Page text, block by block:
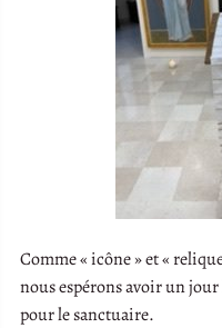
Comme « icône » et «
nous espérons avoir un
pour le sanctuaire.